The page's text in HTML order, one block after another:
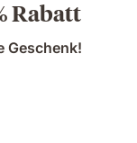
Rabatt
Geschenk!